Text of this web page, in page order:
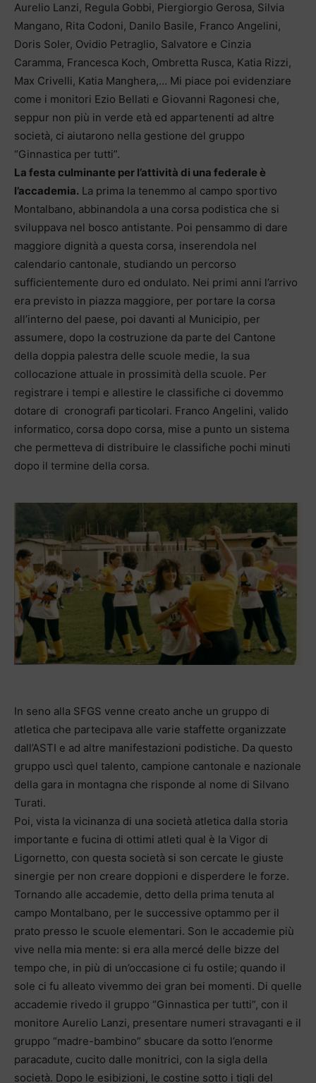
Aurelio Lanzi, Regula Gobbi, Piergiorgio Gerosa, Silvia
Mangano, Rita Codoni, Danilo Basile, Franco Angelini,
Doris Soler, Ovidio Petraglio, Salvatore e Cinzia
Caramma, Francesca Koch, Ombretta Rusca, Katia Rizzi,
Max Crivelli, Katia Manghera,… Mi piace poi evidenziare
come i monitori Ezio Bellati e Giovanni Ragonesi che,
seppur non più in verde età ed appartenenti ad altre
società, ci aiutarono nella gestione del gruppo
“Ginnastica per tutti”.
La festa culminante per l’attività di una federale è
l’accademia. La prima la tenemmo al campo sportivo
Montalbano, abbinandola a una corsa podistica che si
sviluppava nel bosco antistante. Poi pensammo di dare
maggiore dignità a questa corsa, inserendola nel
calendario cantonale, studiando un percorso
sufficientemente duro ed ondulato. Nei primi anni l’arrivo
era previsto in piazza maggiore, per portare la corsa
all’interno del paese, poi davanti al Municipio, per
assumere, dopo la costruzione da parte del Cantone
della doppia palestra delle scuole medie, la sua
collocazione attuale in prossimità della scuole. Per
registrare i tempi e allestire le classifiche ci dovemmo
dotare di cronografi particolari. Franco Angelini, valido
informatico, corsa dopo corsa, mise a punto un sistema
che permetteva di distribuire le classifiche pochi minuti
dopo il termine della corsa.
In seno alla SFGS venne creato anche un gruppo di
atletica che partecipava alle varie staffette organizzate
dall’ASTI e ad altre manifestazioni podistiche. Da questo
gruppo uscì quel talento, campione cantonale e nazionale
della gara in montagna che risponde al nome di Silvano
Turati.
Poi, vista la vicinanza di una società atletica dalla storia
importante e fucina di ottimi atleti qual è la Vigor di
Ligornetto, con questa società si son cercate le giuste
sinergie per non creare doppioni e disperdere le forze.
Tornando alle accademie, detto della prima tenuta al
campo Montalbano, per le successive optammo per il
prato presso le scuole elementari. Son le accademie più
vive nella mia mente: si era alla mercé delle bizze del
tempo che, in più di un’occasione ci fu ostile; quando il
sole ci fu alleato vivemmo dei gran bei momenti. Di quelle
accademie rivedo il gruppo “Ginnastica per tutti”, con il
monitore Aurelio Lanzi, presentare numeri stravaganti e il
gruppo “madre-bambino” sbucare da sotto l’enorme
paracadute, cucito dalle monitrici, con la sigla della
società. Dopo le esibizioni, le costine sotto i tigli del